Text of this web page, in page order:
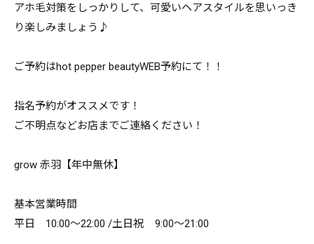
アホ毛対策をしっかりして、可愛いヘアスタイルを思いっき
り楽しみましょう♪
ご予約はhot pepper beautyWEB予約にて！！
指名予約がオススメです！
ご不明点などお店までご連絡ください！
grow 赤羽【年中無休】
基本営業時間
平日 10:00～22:00 /土日祝 9:00～21:00